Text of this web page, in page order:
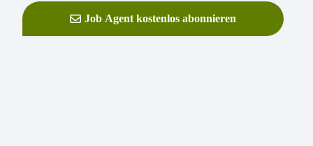
Job Agent kostenlos abonnieren